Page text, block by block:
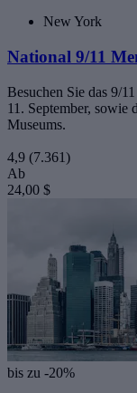
New York
National 9/11
Besuchen Sie das 9/
11. September, sowie
Museums.
4,9 (7.361)
Ab
24,00 $
bis zu -20%